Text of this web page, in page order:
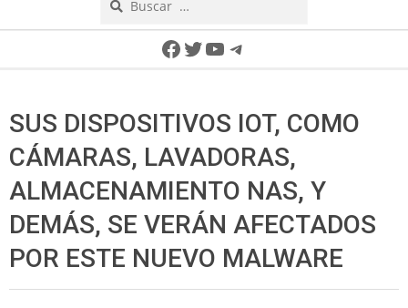
Facebook
Twitter
YouTube
Telegram
SUS DISPOSITIVOS IOT, COMO
CÁMARAS, LAVADORAS,
ALMACENAMIENTO NAS, Y
DEMÁS, SE VERÁN AFECTADOS
POR ESTE NUEVO MALWARE